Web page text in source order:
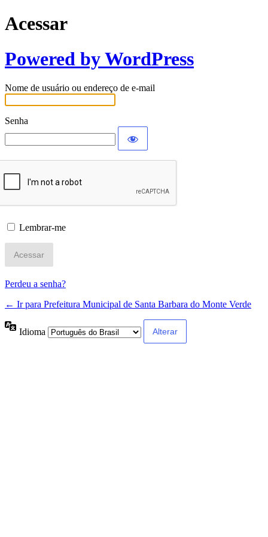
Acessar
Powered by WordPress
Nome de usuário ou endereço de e-mail
Senha
Lembrar-me
Perdeu a senha?
← Ir para Prefeitura Municipal de Santa Barbara do Monte Verde
Idioma